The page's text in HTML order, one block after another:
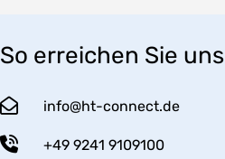
So erreichen Sie uns
info@ht-connect.de
+49 9241 9109100